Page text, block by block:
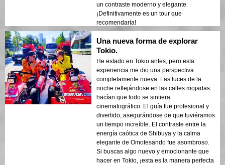
un contraste moderno y elegante.
¡Definitivamente es un tour que
recomendaría!
Una nueva forma de explorar
Tokio.
He estado en Tokio antes, pero esta
experiencia me dio una perspectiva
completamente nueva. Las luces de la
noche reflejándose en las calles mojadas
hacían que todo se sintiera
cinematográfico. El guía fue profesional y
divertido, asegurándose de que tuviéramos
un tiempo increíble. El contraste entre la
energía caótica de Shibuya y la calma
elegante de Omotesando fue asombroso.
Si buscas algo nuevo y emocionante que
hacer en Tokio, ¡esta es la manera perfecta